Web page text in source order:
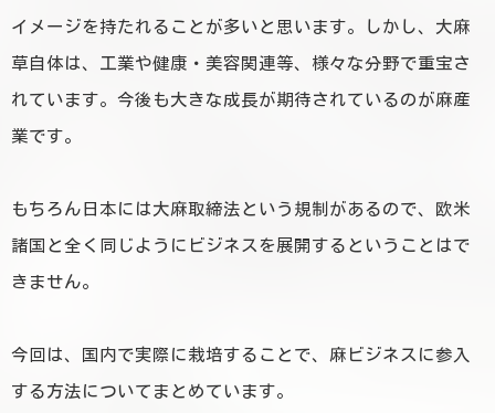
イメージを持たれることが多いと思います。しかし、大麻
草自体は、工業や健康・美容関連等、様々な分野で重宝さ
れています。今後も大きな成長が期待されているのが麻産
業です。
もちろん日本には大麻取締法という規制があるので、欧米
諸国と全く同じようにビジネスを展開するということはで
きません。
今回は、国内で実際に栽培することで、麻ビジネスに参入
する方法についてまとめています。